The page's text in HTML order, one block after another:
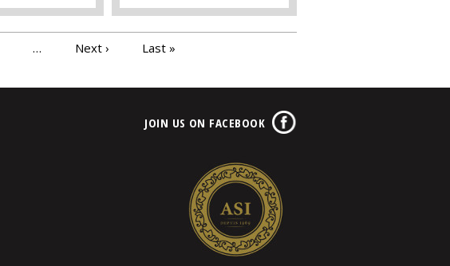
… Next › Last »
JOIN US ON FACEBOOK